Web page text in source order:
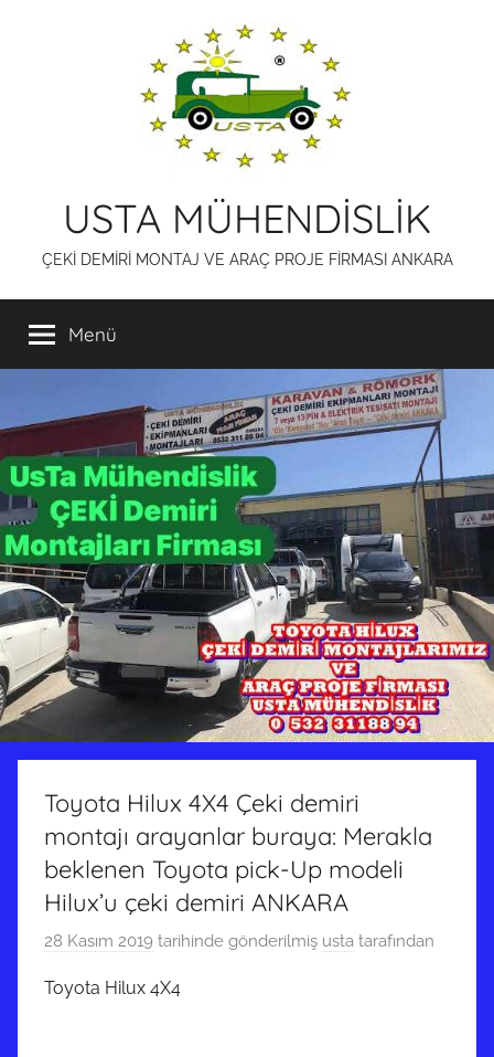
USTA MÜHENDİSLİK
ÇEKİ DEMİRİ MONTAJ VE ARAÇ PROJE FİRMASI ANKARA
Menü
Toyota Hilux 4X4 Çeki demiri
montajı arayanlar buraya: Merakla
beklenen Toyota pick-Up modeli
Hilux’u çeki demiri ANKARA
28 Kasım 2019 tarihinde gönderilmiş usta tarafından
Toyota Hilux 4X4